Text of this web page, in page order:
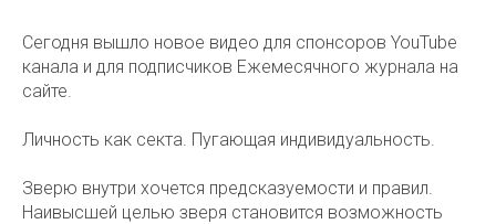
Сегодня вышло новое видео для спонсоров YouTube
канала и для подписчиков Ежемесячного журнала на
сайте.
Личность как секта. Пугающая индивидуальность.
Зверю внутри хочется предсказуемости и правил.
Наивысшей целью зверя становится возможность